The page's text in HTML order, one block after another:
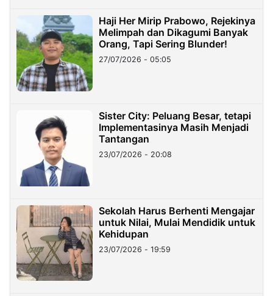
Haji Her Mirip Prabowo, Rejekinya
Melimpah dan Dikagumi Banyak
Orang, Tapi Sering Blunder!
27/07/2026 - 05:05
Sister City: Peluang Besar, tetapi
Implementasinya Masih Menjadi
Tantangan
23/07/2026 - 20:08
Sekolah Harus Berhenti Mengajar
untuk Nilai, Mulai Mendidik untuk
Kehidupan
23/07/2026 - 19:59